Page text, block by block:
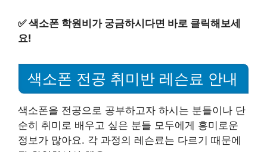
✅색소폰 학원비가 궁금하시다면 바로 클릭해보세
요!
색소폰 전공 취미반 레슨료 안내
색소폰을 전공으로 공부하고자 하시는 분들이나 단
순히 취미로 배우고 싶은 분들 모두에게 흥미로운
정보가 많아요. 각 과정의 레슨료는 다르기 때문에